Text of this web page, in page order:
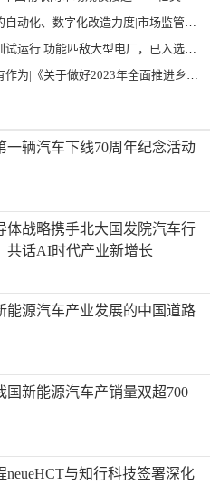
管总局 工业和信息化部 关于促进企业计量能力提升的指导意见
功能匹敌大型电厂，已入选国际典型案例
2023年全面推进乡村振兴重点工作的意见》发布
一辆汽车下线70周年纪念活动
体战略携手北大国发院汽车行
共话AI时代产业新增长
能源汽车产业发展的中国道路
国新能源汽车产销量双超700
neueHCT与知行科技签署深化